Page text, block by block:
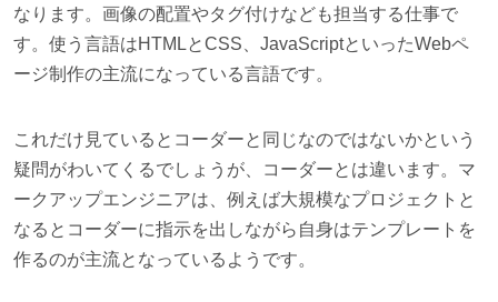
なります。画像の配置やタグ付けなども担当する仕事で
す。使う言語はHTMLとCSS、JavaScriptといったWebペ
ージ制作の主流になっている言語です。
これだけ見ているとコーダーと同じなのではないかという
疑問がわいてくるでしょうが、コーダーとは違います。マ
ークアップエンジニアは、例えば大規模なプロジェクトと
なるとコーダーに指示を出しながら自身はテンプレートを
作るのが主流となっているようです。